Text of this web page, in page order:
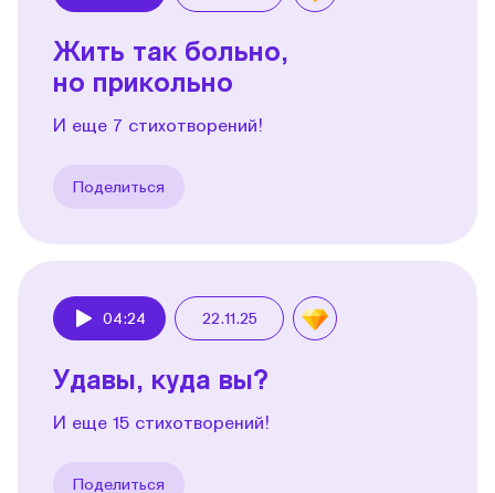
Жить так больно,
но прикольно
И еще 7 стихотворений!
Поделиться
04:24 22.11.25
Удавы, куда вы?
И еще 15 стихотворений!
Поделиться